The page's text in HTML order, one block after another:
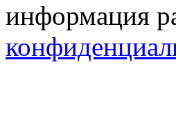
информация